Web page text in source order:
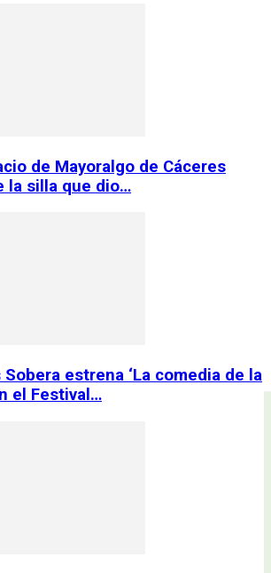
de Mayoralgo de Cáceres
la silla que dio…
Sobera estrena ‘La comedia de la
el Festival…